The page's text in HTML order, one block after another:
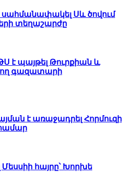
սահմանափակել Սև ծովում
տեղաշարժը
է պայթել Թուրքիան և
գազատարի
է առաջադրել Հորմուզի
համար
Մեսսիի հայրը՝ Խորխե